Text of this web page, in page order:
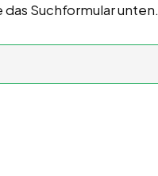
Suchformular unten.